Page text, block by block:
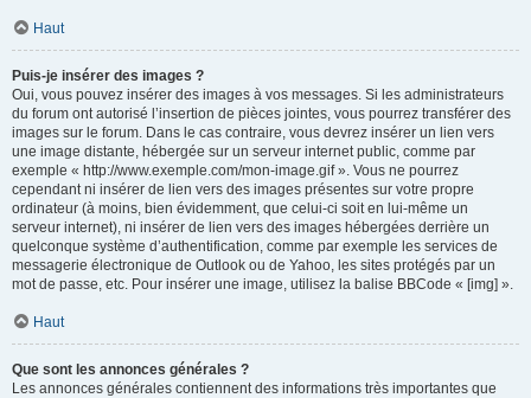
Haut
Puis-je insérer des images ?
Oui, vous pouvez insérer des images à vos messages. Si les administrateurs
du forum ont autorisé l’insertion de pièces jointes, vous pourrez transférer des
images sur le forum. Dans le cas contraire, vous devrez insérer un lien vers
une image distante, hébergée sur un serveur internet public, comme par
exemple « http://www.exemple.com/mon-image.gif ». Vous ne pourrez
cependant ni insérer de lien vers des images présentes sur votre propre
ordinateur (à moins, bien évidemment, que celui-ci soit en lui-même un
serveur internet), ni insérer de lien vers des images hébergées derrière un
quelconque système d’authentification, comme par exemple les services de
messagerie électronique de Outlook ou de Yahoo, les sites protégés par un
mot de passe, etc. Pour insérer une image, utilisez la balise BBCode « [img] ».
Haut
Que sont les annonces générales ?
Les annonces générales contiennent des informations très importantes que